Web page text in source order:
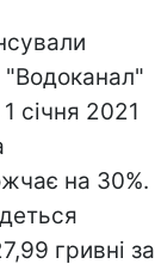
"Водоканал"
січня 2021
на 30%.
гривні за